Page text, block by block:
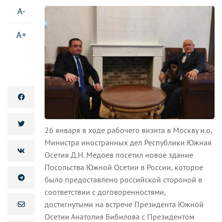
A-
A+
26 января в ходе рабочего визита в Москву и.о.
Министра иностранных дел Республики Южная
Осетия Д.Н. Медоев посетил новое здание
Посольства Южной Осетии в России, которое
было предоставлено российской стороной в
соответствии с договоренностями,
достигнутыми на встрече Президента Южной
Осетии Анатолия Бибилова с Президентом